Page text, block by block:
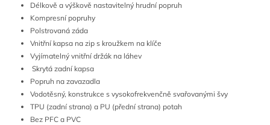
Délkově a výškově nastavitelný hrudní popruh
Kompresní popruhy
Polstrovaná záda
Vnitřní kapsa na zip s kroužkem na klíče
Vyjímatelný vnitřní držák na láhev
Skrytá zadní kapsa
Popruh na zavazadla
Vodotěsný, konstrukce s vysokofrekvenčně svařovanými švy
TPU (zadní strana) a PU (přední strana) potah
Bez PFC a PVC